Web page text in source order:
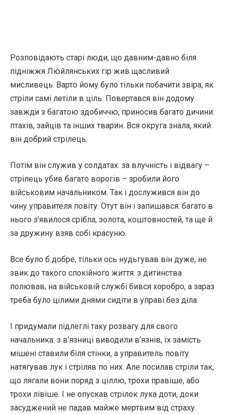
Розповідають старі люди, що давним-давно біля
підніжжя Люйлянських гір жив щасливий
мисливець. Варто йому було тільки побачити звіра, як
стріли самі летіли в ціль. Повертався він додому
завжди з багатою здобиччю, приносив багато дичини:
птахів, зайців та інших тварин. Вся округа знала, який
він добрий стрілець.
Потім він служив у солдатах: за влучність і відвагу –
стрілець убив багато ворогів – зробили його
військовим начальником. Так і дослужився він до
чину управителя повіту. Отут він і запишався: багато в
нього з’явилося срібла, золота, коштовностей, та ще й
за дружину взяв собі красуню.
Все було б добре, тільки ось нудьгував він дуже, не
звик до такого спокійного життя: з дитинства
полював, на військовій службі бився хоробро, а зараз
треба було цілими днями сидіти в управі без діла.
І придумали підлеглі таку розвагу для свого
начальника: з в’язниці виводили в’язнів, їх замість
мішені ставили біля стінки, а управитель повіту
натягував лук і стріляв по них. Але посилав стріли так,
що лягали вони поряд з ціллю, трохи правіше, або
трохи лівіше. І не опускав стрілок лука доти, доки
засуджений не падав майже мертвим від страху.